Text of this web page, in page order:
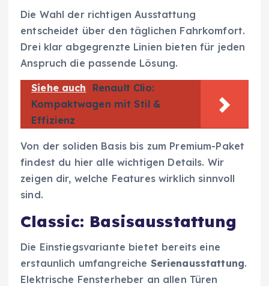
Die Wahl der richtigen Ausstattung
entscheidet über den täglichen Fahrkomfort.
Drei klar abgegrenzte Linien bieten für jeden
Anspruch die passende Lösung.
Siehe auch
Renault Clio:
Kompaktwagen mit Stil &
Effizienz
Von der soliden Basis bis zum Premium-Paket
findest du hier alle wichtigen Details. Wir
zeigen dir, welche Features wirklich sinnvoll
sind.
Classic: Basisausstattung
Die Einstiegsvariante bietet bereits eine
erstaunlich umfangreiche Serienausstattung.
Elektrische Fensterheber an allen Türen